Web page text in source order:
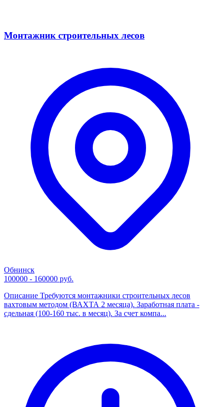
Монтажник строительных лесов
Обнинск
100000 - 160000 руб.
Описание Требуются монтажники строительных лесов
вахтовым методом (ВАХТА 2 месяца). Заработная плата -
сдельная (100-160 тыс. в месяц). За счет компа...